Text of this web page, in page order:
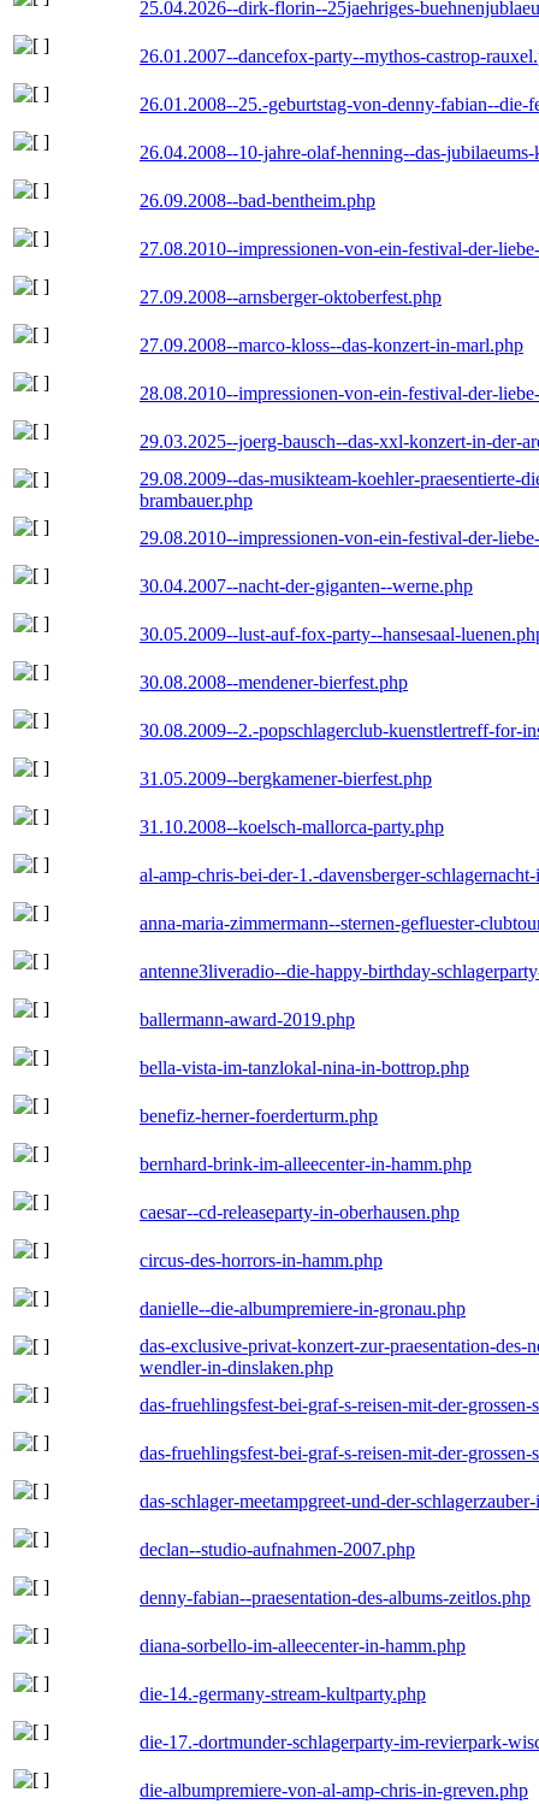
25.04.2026--dirk-florin--25jaehriges-
26.01.2007--dancefox-party--mythos-castrop-
26.01.2008--25.-geburtstag-von-denny-fabian--die-
26.04.2008--10-jahre-olaf-henning--das-
26.09.2008--bad-bentheim.php
27.08.2010--impressionen-von-ein-festival-der-
27.09.2008--arnsberger-oktoberfest.php
27.09.2008--marco-kloss--das-konzert-in-marl.php
28.08.2010--impressionen-von-ein-festival-der-
29.03.2025--joerg-bausch--das-xxl-konzert-in-der-
29.08.2009--das-musikteam-koehler-praesentierte-
brambauer.php
29.08.2010--impressionen-von-ein-festival-der-
30.04.2007--nacht-der-giganten--werne.php
30.05.2009--lust-auf-fox-party--hansesaal-
30.08.2008--mendener-bierfest.php
30.08.2009--2.-popschlagerclub-kuenstlertreff-for-
31.05.2009--bergkamener-bierfest.php
31.10.2008--koelsch-mallorca-party.php
al-amp-chris-bei-der-1.-davensberger-
anna-maria-zimmermann--sternen-gefluester-
antenne3liveradio--die-happy-birthday-
ballermann-award-2019.php
bella-vista-im-tanzlokal-nina-in-bottrop.php
benefiz-herner-foerderturm.php
bernhard-brink-im-alleecenter-in-hamm.php
caesar--cd-releaseparty-in-oberhausen.php
circus-des-horrors-in-hamm.php
danielle--die-albumpremiere-in-gronau.php
das-exclusive-privat-konzert-zur-praesentation-
wendler-in-dinslaken.php
das-fruehlingsfest-bei-graf-s-reisen-mit-der-
das-fruehlingsfest-bei-graf-s-reisen-mit-der-
das-schlager-meetampgreet-und-der-
declan--studio-aufnahmen-2007.php
denny-fabian--praesentation-des-albums-zeitlos.php
diana-sorbello-im-alleecenter-in-hamm.php
die-14.-germany-stream-kultparty.php
die-17.-dortmunder-schlagerparty-im-revierpark-
die-albumpremiere-von-al-amp-chris-in-greven.php